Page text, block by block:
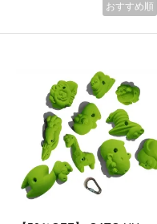
おすすめ順